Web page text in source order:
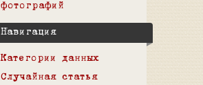
фотографий
Навигация
Категории данных
Случайная статья